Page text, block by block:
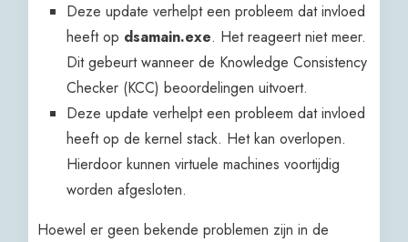
Deze update verhelpt een probleem dat invloed
heeft op dsamain.exe. Het reageert niet meer.
Dit gebeurt wanneer de Knowledge Consistency
Checker (KCC) beoordelingen uitvoert.
Deze update verhelpt een probleem dat invloed
heeft op de kernel stack. Het kan overlopen.
Hierdoor kunnen virtuele machines voortijdig
worden afgesloten.
Hoewel er geen bekende problemen zijn in de